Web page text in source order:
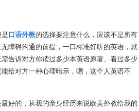
口语外教的选择要注意什么，应该不是所有
障碍沟通的前提，一口标准好听的英语，就
告诉对方你读过多少本英语原著、看过多少
给对方一种心理暗示，嗯，这个人英语不
好的，从我的亲身经历来说欧美外教给我的